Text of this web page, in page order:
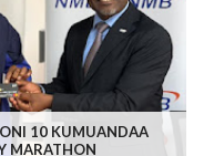
10 KUMUANDAA
MARATHON